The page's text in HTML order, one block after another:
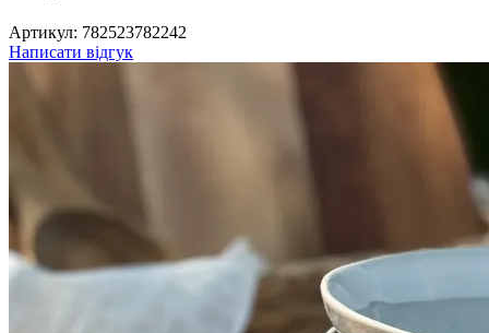
Артикул: 782523782242
Написати відгук